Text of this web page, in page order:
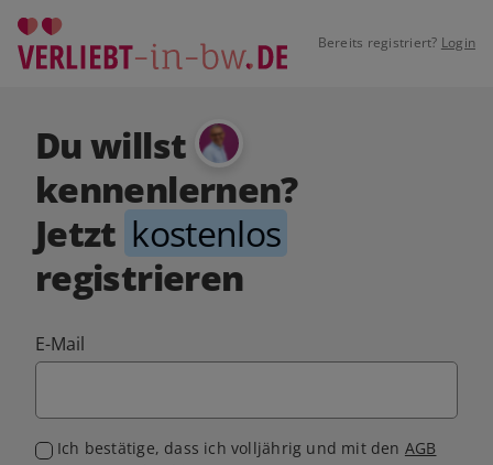
Bereits registriert? Login
Du willst
kennenlernen?
Jetzt kostenlos
registrieren
E-Mail
Ich bestätige, dass ich volljährig und mit den AGB